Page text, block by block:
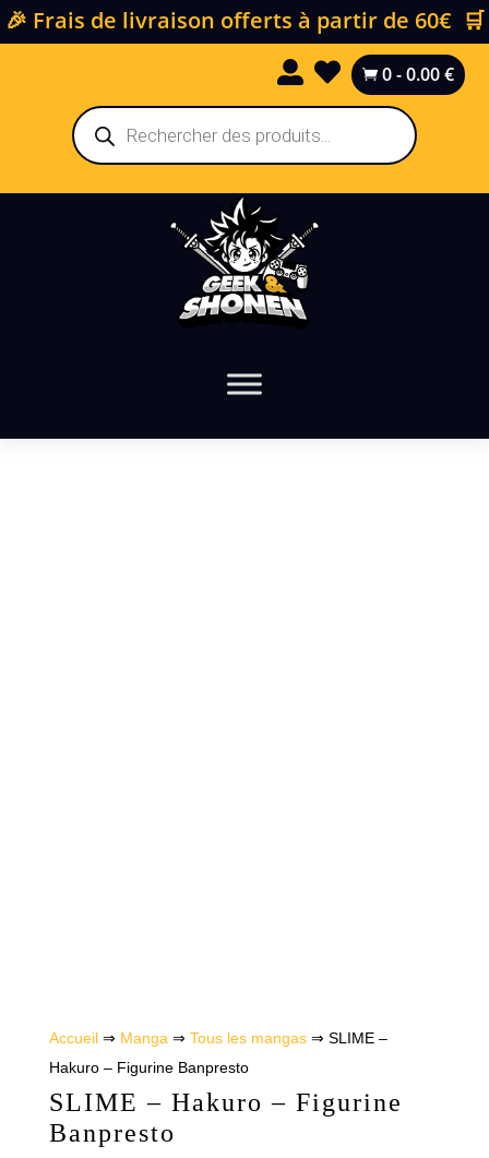
🎉 Frais de livraison offerts à partir de 60€ 🛒
   0-0.00€
Recherche
de
produits
Accueil⇒ Manga⇒ Tous les mangas⇒ SLIME –
Hakuro – Figurine Banpresto
SLIME – Hakuro – Figurine
Banpresto